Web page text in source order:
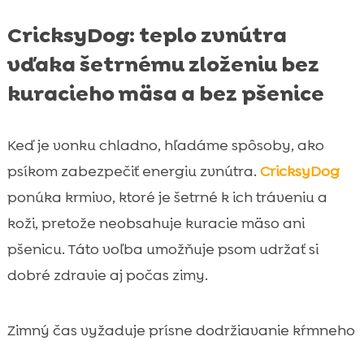
CricksyDog: teplo zvnútra
vďaka šetrnému zloženiu bez
kuracieho mäsa a bez pšenice
Keď je vonku chladno, hľadáme spôsoby, ako
psíkom zabezpečiť energiu zvnútra. CricksyDog
ponúka krmivo, ktoré je šetrné k ich tráveniu a
koži, pretože neobsahuje kuracie mäso ani
pšenicu. Táto voľba umožňuje psom udržať si
dobré zdravie aj počas zimy.
Zimný čas vyžaduje prísne dodržiavanie kŕmneho